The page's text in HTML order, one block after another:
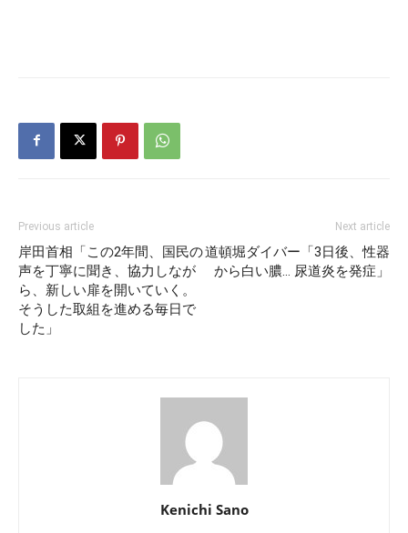
Previous article
岸田首相「この2年間、国民の
声を丁寧に聞き、協力しなが
ら、新しい扉を開いていく。
そうした取組を進める毎日で
した」
Next article
道頓堀ダイバー「3日後、性器
から白い膿… 尿道炎を発症」
Kenichi Sano